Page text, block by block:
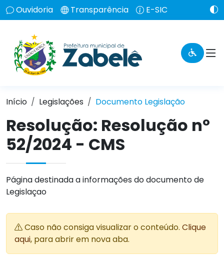
Ouvidoria Transparência E-SIC
Início Legislações Documento Legislação
Resolução: Resolução nº
52/2024 - CMS
Página destinada a informações do documento de
Legislaçao
Caso não consiga visualizar o conteúdo. Clique
aqui, para abrir em nova aba.